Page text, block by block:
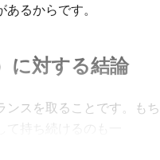
るからです。
に対する結論
ンスを取ることです。もち
持ち続けるのも一